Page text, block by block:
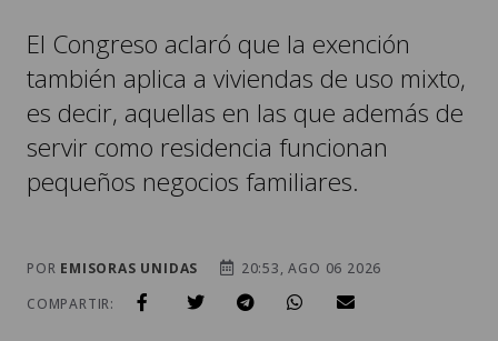
El Congreso aclaró que la exención
también aplica a viviendas de uso mixto,
es decir, aquellas en las que además de
servir como residencia funcionan
pequeños negocios familiares.
POR EMISORAS UNIDAS
20:53, AGO 06 2026
COMPARTIR: